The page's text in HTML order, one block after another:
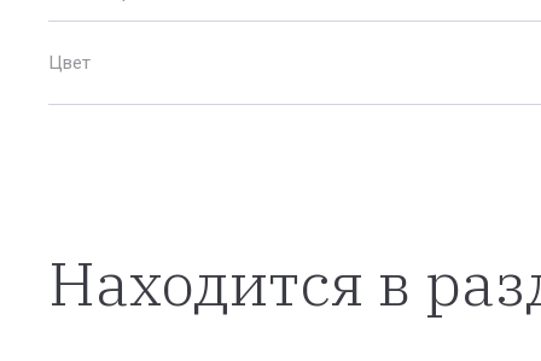
Цвет
Находится в